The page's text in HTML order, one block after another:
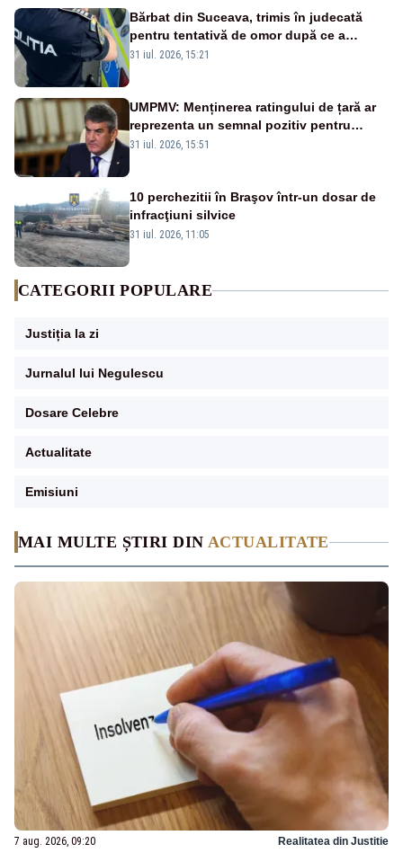
MAI MULTE ȘTIRI DIN ACTUALITATE
7 aug. 2026, 09:20 Realitatea din Justitie
Bărbat din Suceava, trimis în judecată
pentru tentativă de omor după ce a
înjunghiat un tânăr în urma unui conflict
31 iul. 2026, 15:21
UMPMV: Menținerea ratingului de țară ar
reprezenta un semnal pozitiv pentru
România. Autoritățile trebuie să continue
31 iul. 2026, 15:51
10 perchezitii în Braşov într-un dosar de
infracţiuni silvice
31 iul. 2026, 11:05
CATEGORII POPULARE
Justiția la zi
Jurnalul lui Negulescu
Dosare Celebre
Actualitate
Emisiuni